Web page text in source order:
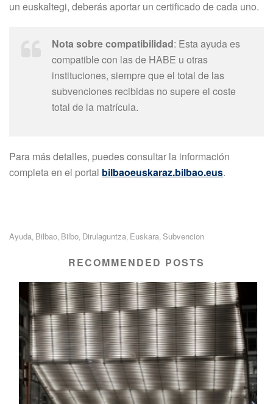
un euskaltegi, deberás aportar un certificado de cada uno.
Nota sobre compatibilidad: Esta ayuda es
compatible con las de HABE u otras
instituciones, siempre que el total de las
subvenciones recibidas no supere el coste
total de la matrícula.
Para más detalles, puedes consultar la información
completa en el portal bilbaoeuskaraz.bilbao.eus.
Ayuda Bilbao Bilbo Dirulaguntza Euskara Subvencion
RECOMMENDED POSTS